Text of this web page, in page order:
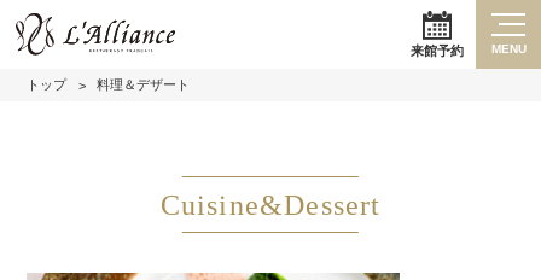
来館予約 MENU
トップ 料理＆デザート
Cuisine&Dessert